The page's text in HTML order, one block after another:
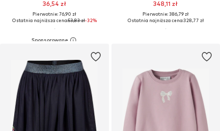
36,54 zł
Pierwotnie: 76,90 zł
Ostatnia najniższa cena:53,83 zł-32%
348,11 zł
Pierwotnie: 386,79 zł
Ostatnia najniższa cena:328,77 zł